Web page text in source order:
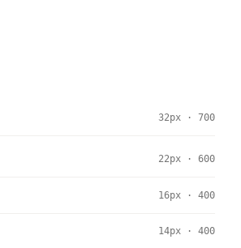
32px · 700
22px · 600
16px · 400
14px · 400